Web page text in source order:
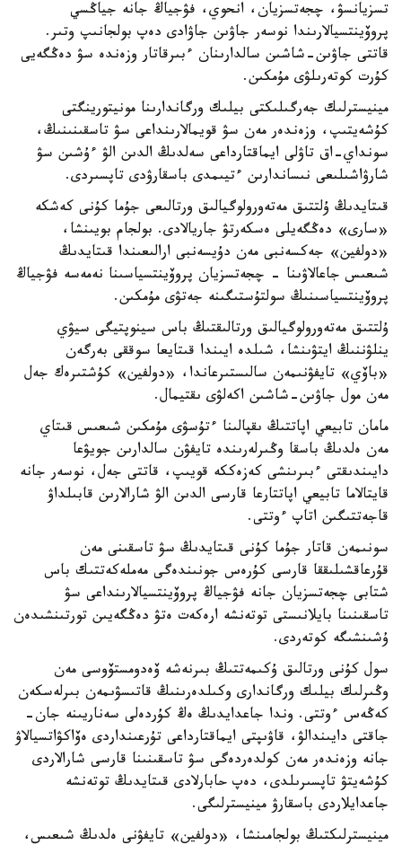
تسزيانسۋ، چجەتسزيان، انحوي، فۋجياڭ جانە جياڭسي
پروۆينتسيالارىندا نوسەر جاۋىن جاۋادى دەپ بولجانىپ وتىر.
قاتتى جاۋىن-شاشىن سالدارىنان ءبىرقاتار وزەندە سۋ دەڭگەيى
كۇرت كوتەرىلۋى مۇمكىن.
مينيسترلىك جەرگىلىكتى بيلىك ورگاندارىنا مونيتورينگتى
كۇشەيتىپ، وزەندەر مەن سۋ قويمالارىنداعى سۋ تاسقىنىنىڭ،
سونداي-اق تاۋلى ايماقتارداعى سەلدىڭ الدىن الۋ ءۇشىن سۋ
شارۋاشىلىعى نىساندارىن ءتيىمدى باسقارۋدى تاپسىردى.
قىتايدىڭ ۇلتتىق مەتەورولوگيالىق ورتالىعى جۇما كۇنى كەشكە
«سارى» دەڭگەيلى ەسكەرتۋ جاريالادى. بولجام بويىنشا،
«دولفين» جەكسەنبى مەن دۇيسەنبى ارالىعىندا قىتايدىڭ
شىعىس جاعالاۋىنا - چجەتسزيان پروۆينتسياسىنا نەمەسە فۋجياڭ
پروۆينتسياسىنىڭ سولتۇستىگىنە جەتۋى مۇمكىن.
ۇلتتىق مەتەورولوگيالىق ورتالىقتىڭ باس سينوپتيگى سيۋي
ينلۋننىڭ ايتۋىنشا، شىلدە ايىندا قىتايعا سوققى بەرگەن
«باۆي» تايفۋنىمەن سالىستىرعاندا، «دولفين» كۇشتىرەك جەل
مەن مول جاۋىن-شاشىن اكەلۋى ىقتيمال.
مامان تابيعي اپاتتىڭ ىقپالىنا ءتۇسۋى مۇمكىن شىعىس قىتاي
مەن ەلدىڭ باسقا وڭىرلەرىندە تايفۋن سالدارىن جويۋعا
دايىندىقتى ءبىرىنشى كەزەككە قويىپ، قاتتى جەل، نوسەر جانە
قايتالاما تابيعي اپاتتارعا قارسى الدىن الۋ شارالارىن قابىلداۋ
قاجەتتىگىن اتاپ ءوتتى.
سونىمەن قاتار جۇما كۇنى قىتايدىڭ سۋ تاسقىنى مەن
قۇرعاقشىلىققا قارسى كۇرەس جونىندەگى مەملەكەتتىك باس
شتابى چجەتسزيان جانە فۋجياڭ پروۆينتسيالارىنداعى سۋ
تاسقىنىنا بايلانىستى توتەنشە ارەكەت ەتۋ دەڭگەيىن تورتىنشىدەن
ۇشىنشىگە كوتەردى.
سول كۇنى ورتالىق ۇكىمەتتىڭ بىرنەشە ۆەدومستۆوسى مەن
وڭىرلىك بيلىك ورگاندارى وكىلدەرىنىڭ قاتىسۋىمەن بىرلەسكەن
كەڭەس ءوتتى. وندا جاعدايدىڭ ەڭ كۇردەلى سەناريىنە جان-
جاقتى دايىندالۋ، قاۋىپتى ايماقتارداعى تۇرعىنداردى ەۆاكۋاتسيالاۋ
جانە وزەندەر مەن كولدەردەگى سۋ تاسقىنىنا قارسى شارالاردى
كۇشەيتۋ تاپسىرىلدى، دەپ حابارلادى قىتايدىڭ توتەنشە
جاعدايلاردى باسقارۋ مينيسترلىگى.
مينيسترلىكتىڭ بولجامىنشا، «دولفين» تايفۋنى ەلدىڭ شىعىس،